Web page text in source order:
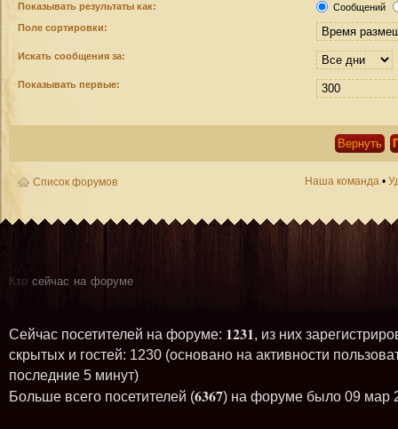
Показывать результаты как:
Сообщений
Поле сортировки:
Искать сообщения за:
Показывать первые:
Список форумов Наша команда •
Кто сейчас на форуме
Сейчас посетителей на форуме: 1231, из них
скрытых и гостей: 1230 (основано на активности
последние 5 минут)
Больше всего посетителей (6367) на форуме было 09 мар